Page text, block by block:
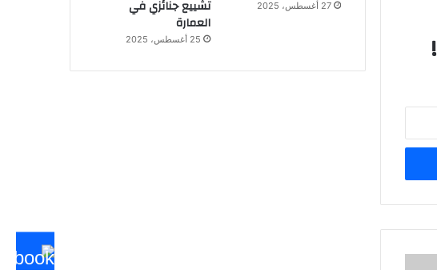
27 أغسطس، 2025
تشييع جنائزي في
العمارة
25 أغسطس، 2025